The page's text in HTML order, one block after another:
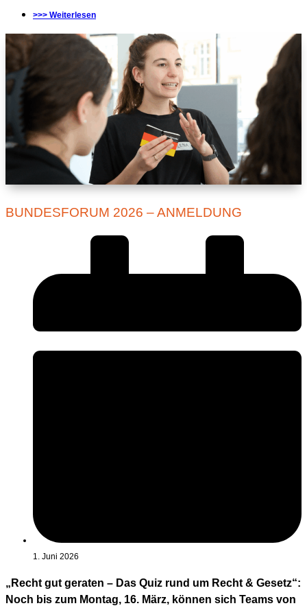
>>> Weiterlesen
BUNDESFORUM 2026 – ANMELDUNG
1. Juni 2026
„Recht gut geraten – Das Quiz rund um Recht & Gesetz“:
Noch bis zum Montag, 16. März, können sich Teams von